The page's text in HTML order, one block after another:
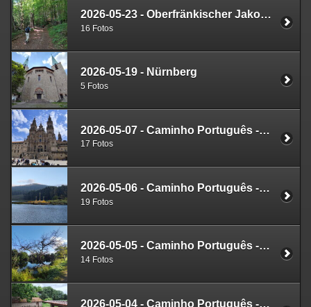
2026-05-23 - Oberfränkischer Jakobusweg Betzenstein - Gräfenberg
16 Fotos
2026-05-19 - Nürnberg
5 Fotos
2026-05-07 - Caminho Português - O Faramello - Santiago de Compostella
17 Fotos
2026-05-06 - Caminho Português - E Spiritual - Vilanova de Arousa - O Faramello
19 Fotos
2026-05-05 - Caminho Português - E Spiritual - Barrantes - Vilanova de Arousa
14 Fotos
2026-05-04 - Caminho Português - E Spiritual - Combarro - Barrantes